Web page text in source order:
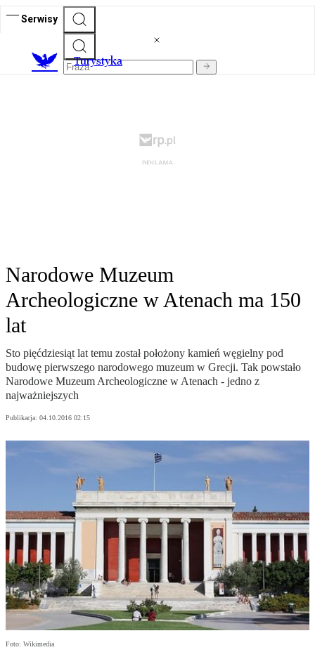
Serwisy
Turystyka
Narodowe Muzeum
Archeologiczne w Atenach ma 150
lat
Sto pięćdziesiąt lat temu został położony kamień węgielny pod
budowę pierwszego narodowego muzeum w Grecji. Tak powstało
Narodowe Muzeum Archeologiczne w Atenach - jedno z
najważniejszych
Publikacja: 04.10.2016 02:15
Foto: Wikimedia